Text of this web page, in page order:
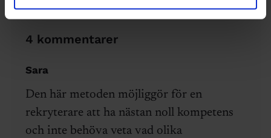
4 kommentarer
Sara
Den här metoden möjliggör för en
rekryterare att ha nästan noll kompetens
och inte behöva veta vad olika